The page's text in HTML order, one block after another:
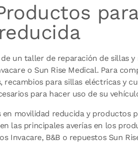
un taller de reparación de sillas
o Sun Rise Medical. Para
para sillas eléctricas y
para hacer uso de su
movilidad reducida y productos
las principales averías en los
Invacare, B&B o repuestos Sun